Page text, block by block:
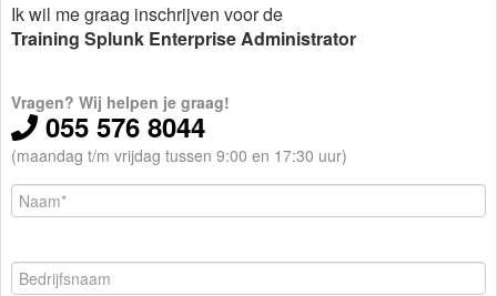
Ik wil me graag inschrijven voor de
Training Splunk Enterprise Administrator
Vragen? Wij helpen je graag!
055 576 8044
(maandag t/m vrijdag tussen 9:00 en 17:30 uur)